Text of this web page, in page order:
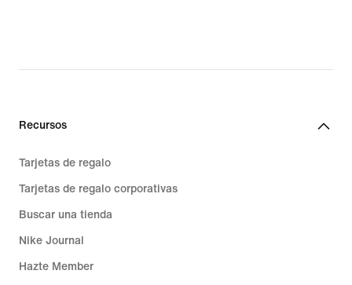
Recursos
Tarjetas de regalo
Tarjetas de regalo corporativas
Buscar una tienda
Nike Journal
Hazte Member